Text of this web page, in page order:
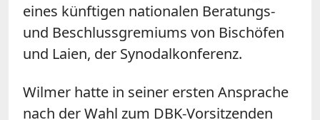
eines künftigen nationalen Beratungs-
und Beschlussgremiums von Bischöfen
und Laien, der Synodalkonferenz.
Wilmer hatte in seiner ersten Ansprache
nach der Wahl zum DBK-Vorsitzenden